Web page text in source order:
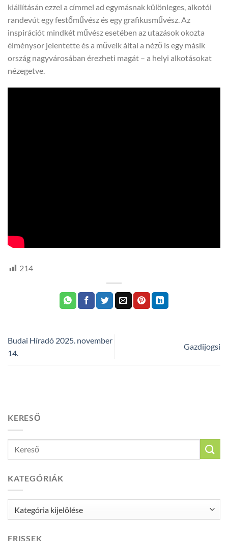
kiállításán ezzel a címmel ad egymásnak különleges, alkotói
randevút egy festőművész és egy grafikusművész. Az
inspirációt mindkét művész esetében az utazások okozta
élménysor jelentette és a műveik által a néző is egy másik
ország nagyvárosában érezheti magát – a helyi alkotásokat
nézegetve.
214
Budai Híradó 2025. november
14.
Gazdijogsi
KERESŐ
KATEGÓRIÁK
FRISSEK